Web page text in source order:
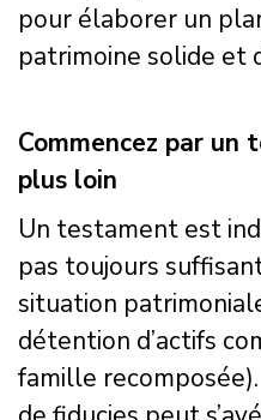
pour élaborer un
patrimoine solide et
Commencez par
plus loin
Un testament est
pas toujours
situation
détention d’actifs
famille recomposée).